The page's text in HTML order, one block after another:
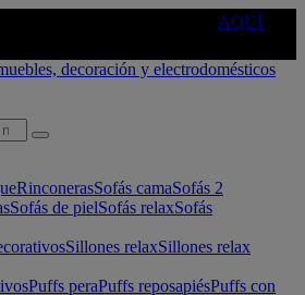
AQUÍ
RinconerasSofás camaSofás 2
Sofás de pielSofás relaxSofás
Sillones relaxSillones relax
Puffs peraPuffs reposapiésPuffs con